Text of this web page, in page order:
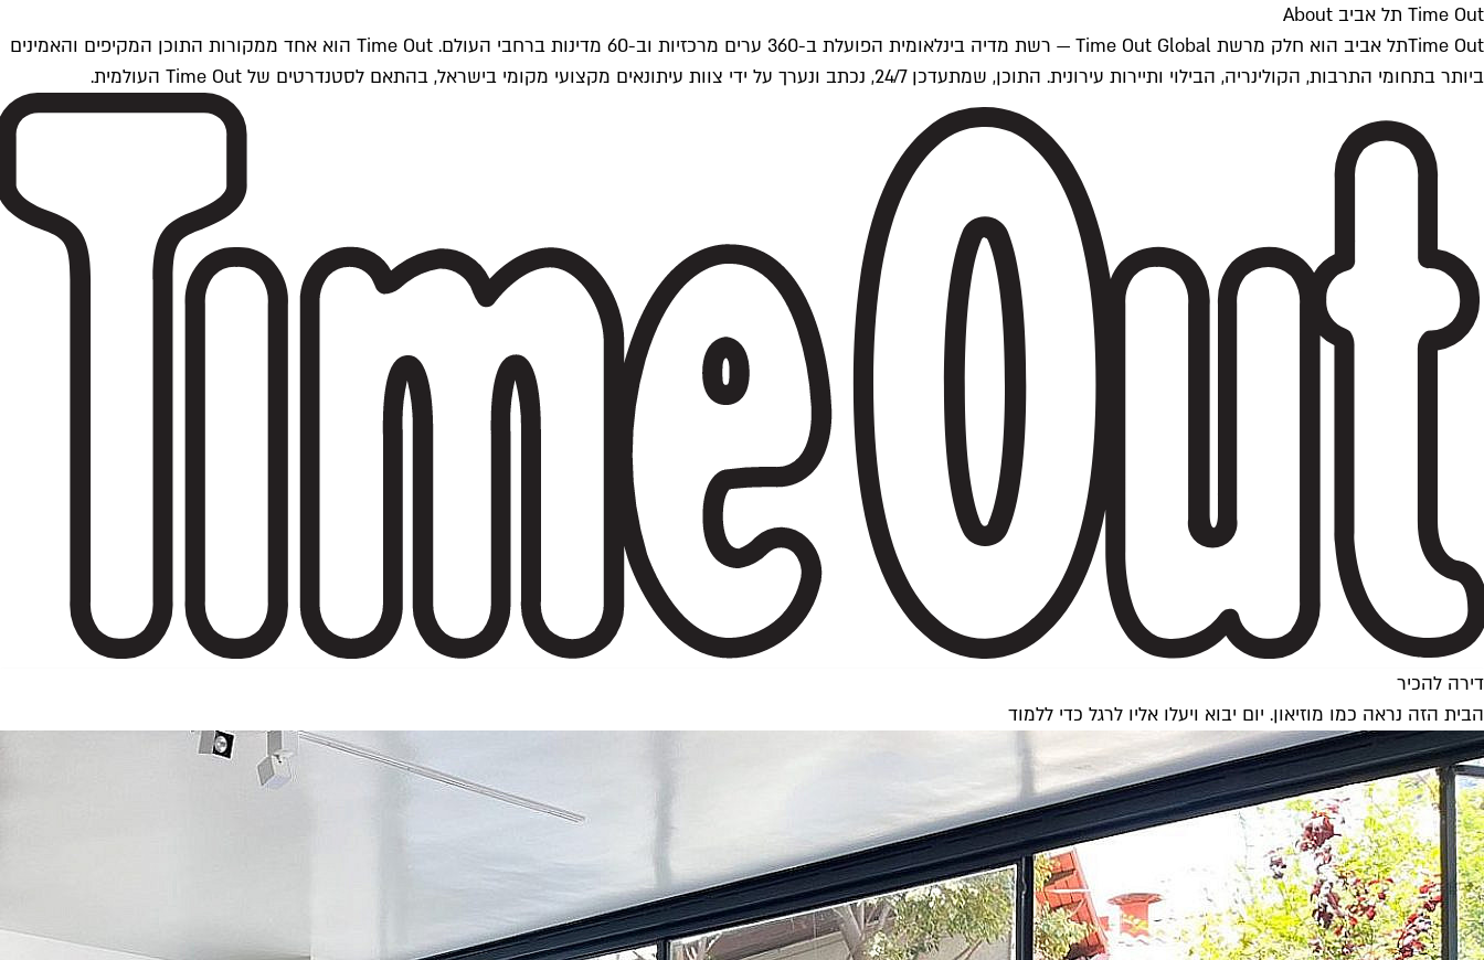
Time Out תל אביב About
Time Outתל אביב הוא חלק מרשת Time Out Global — רשת מדיה בינלאומית הפועלת ב-360 ערים מרכזיות וב-60 מדינות ברחבי העולם. Time Out הוא אחד ממקורות התוכן המקיפים והאמינים
ביותר בתחומי התרבות, הקולינריה, הבילוי ותיירות עירונית. התוכן, שמתעדכן 24/7, נכתב ונערך על ידי צוות עיתונאים מקצועי מקומי בישראל, בהתאם לסטנדרטים של Time Out העולמית.
דירה להכיר
הבית הזה נראה כמו מוזיאון. יום יבוא ויעלו אליו לרגל כדי ללמוד